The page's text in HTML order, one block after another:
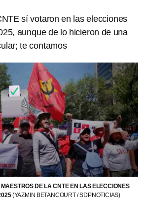
sí votaron en las elecciones
aunque de lo hicieron de una
te contamos
DE LA CNTE EN LAS ELECCIONES
(YAZMIN BETANCOURT / SDPNOTICIAS)